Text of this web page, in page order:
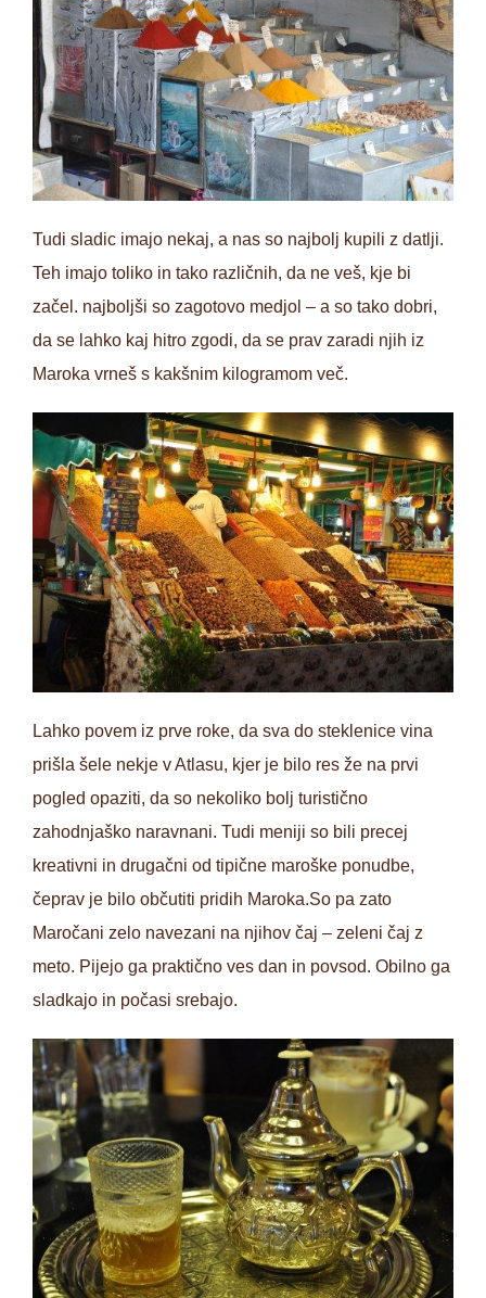
Tudi sladic imajo nekaj, a nas so najbolj kupili z datlji.
Teh imajo toliko in tako različnih, da ne veš, kje bi
začel. najboljši so zagotovo medjol – a so tako dobri,
da se lahko kaj hitro zgodi, da se prav zaradi njih iz
Maroka vrneš s kakšnim kilogramom več.
Lahko povem iz prve roke, da sva do steklenice vina
prišla šele nekje v Atlasu, kjer je bilo res že na prvi
pogled opaziti, da so nekoliko bolj turistično
zahodnjaško naravnani. Tudi meniji so bili precej
kreativni in drugačni od tipične maroške ponudbe,
čeprav je bilo občutiti pridih Maroka.So pa zato
Maročani zelo navezani na njihov čaj – zeleni čaj z
meto. Pijejo ga praktično ves dan in povsod. Obilno ga
sladkajo in počasi srebajo.